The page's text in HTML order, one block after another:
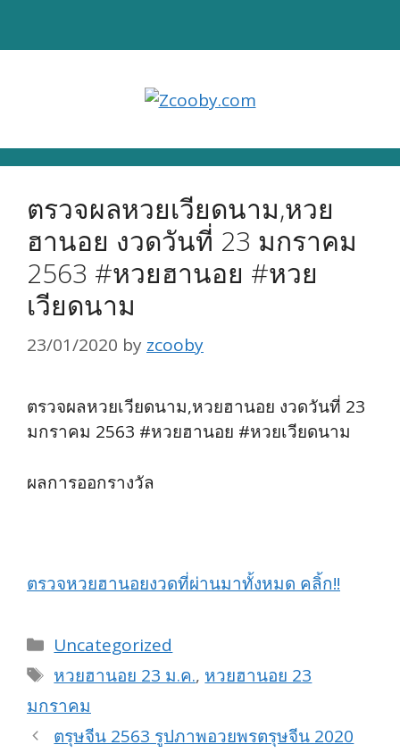
ตรวจผลหวยเวียดนาม,หวย
ฮานอย งวดวันที่ 23 มกราคม
2563 #หวยฮานอย #หวย
เวียดนาม
23/01/2020 by zcooby
ตรวจผลหวยเวียดนาม,หวยฮานอย งวดวันที่ 23
มกราคม 2563 #หวยฮานอย #หวยเวียดนาม
ผลการออกรางวัล
ตรวจหวยฮานอยงวดที่ผ่านมาทั้งหมด คลิ้ก!!
Categories
Uncategorized
Tags
หวยฮานอย 23 ม.ค., หวยฮานอย 23
มกราคม
ตรุษจีน 2563 รูปภาพอวยพรตรุษจีน 2020